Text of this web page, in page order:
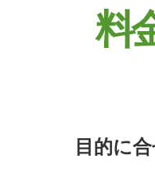
料
目的に